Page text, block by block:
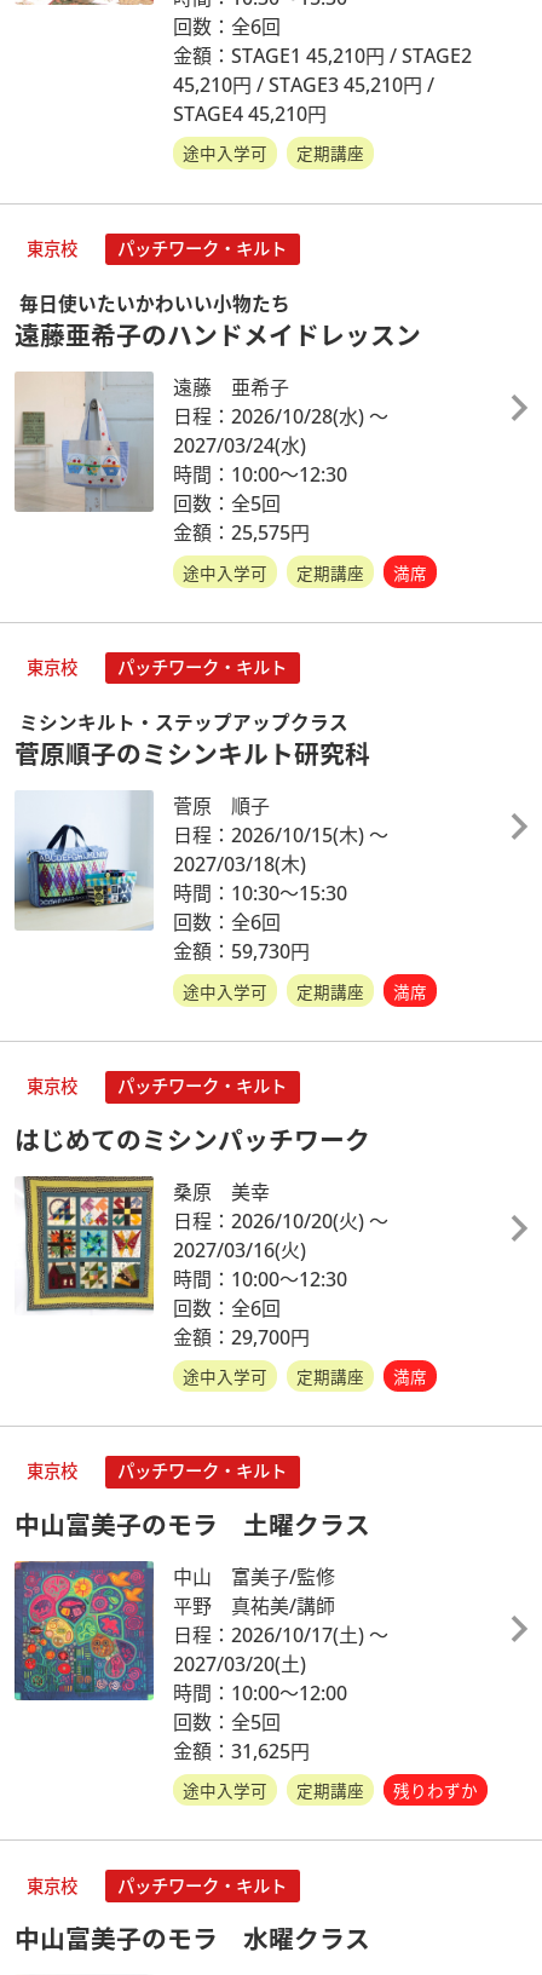
回数：全6回
金額：STAGE1 45,210円 / STAGE2
45,210円 / STAGE3 45,210円 /
STAGE4 45,210円
途中入学可 定期講座
東京校 パッチワーク・キルト
毎日使いたいかわいい小物たち
遠藤亜希子のハンドメイドレッスン
遠藤 亜希子
日程：2026/10/28(水)～
2027/03/24(水)
時間：10:00～12:30
回数：全5回
金額：25,575円
途中入学可 定期講座 満席
東京校 パッチワーク・キルト
ミシンキルト・ステップアップクラス
菅原順子のミシンキルト研究科
菅原 順子
日程：2026/10/15(木)～
2027/03/18(木)
時間：10:30～15:30
回数：全6回
金額：59,730円
途中入学可 定期講座 満席
東京校 パッチワーク・キルト
はじめてのミシンパッチワーク
桑原 美幸
日程：2026/10/20(火)～
2027/03/16(火)
時間：10:00～12:30
回数：全6回
金額：29,700円
途中入学可 定期講座 満席
東京校 パッチワーク・キルト
中山富美子のモラ 土曜クラス
中山 富美子/監修
平野 真祐美/講師
日程：2026/10/17(土)～
2027/03/20(土)
時間：10:00～12:00
回数：全5回
金額：31,625円
途中入学可 定期講座 残りわずか
東京校 パッチワーク・キルト
中山富美子のモラ 水曜クラス